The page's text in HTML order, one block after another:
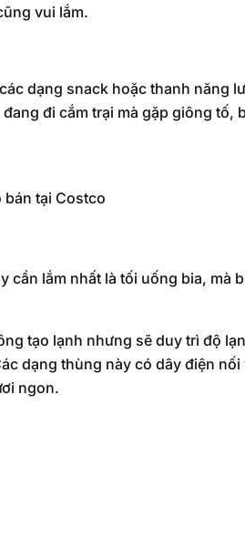
vui lắm.
dạng snack hoặc thanh năng
đi cắm trại mà gặp giông tố,
bán tại Costco
cần lắm nhất là tối uống bia, mà
tạo lạnh nhưng sẽ duy trì độ
dạng thùng này có dây điện
ngon.